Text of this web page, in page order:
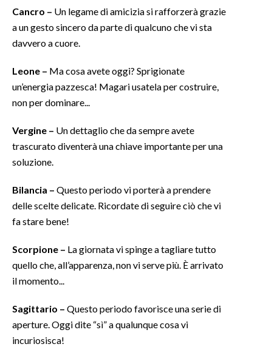
SARDI NEL MONDO
EVENTI
#CARAUNIONE
3 MINUTI CON
INFO AZIENDE
ABBONATI
ANNUNCI
PUBBLICITÀ
SPIAGGE
Cancro – Un legame di amicizia si rafforzerà grazie
a un gesto sincero da parte di qualcuno che vi sta
davvero a cuore.
Leone – Ma cosa avete oggi? Sprigionate
un’energia pazzesca! Magari usatela per costruire,
non per dominare...
Vergine – Un dettaglio che da sempre avete
trascurato diventerà una chiave importante per una
soluzione.
Bilancia – Questo periodo vi porterà a prendere
delle scelte delicate. Ricordate di seguire ciò che vi
fa stare bene!
Scorpione – La giornata vi spinge a tagliare tutto
quello che, all’apparenza, non vi serve più. È arrivato
il momento...
Sagittario – Questo periodo favorisce una serie di
aperture. Oggi dite “sì” a qualunque cosa vi
incuriosisca!